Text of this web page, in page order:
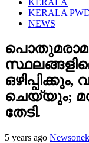
KERALA
NEWS
ചെയ്യും;
തേടി.
5 years ago